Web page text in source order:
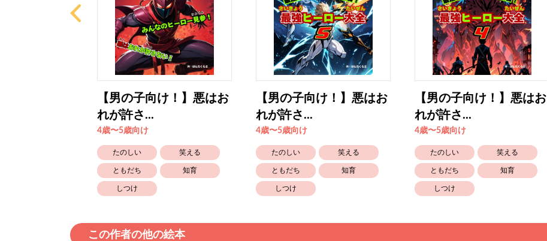
【男の子向け！】悪はお
れが許さ...
4歳〜5歳向け
たのしい 笑える
ともだち 知育
しつけ
【男の子向け！】悪はお
れが許さ...
4歳〜5歳向け
たのしい 笑える
ともだち 知育
しつけ
【男の子向け！】悪はお
れが許さ...
4歳〜5歳向け
たのしい 笑える
ともだち 知育
しつけ
この作者の他の絵本